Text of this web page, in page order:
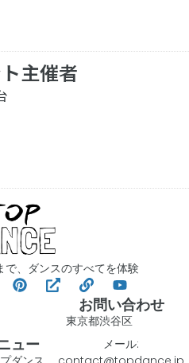
主催者
で、ダンスのすべてを体験
ュー
お問い合わせ
東京都渋谷区
メール: